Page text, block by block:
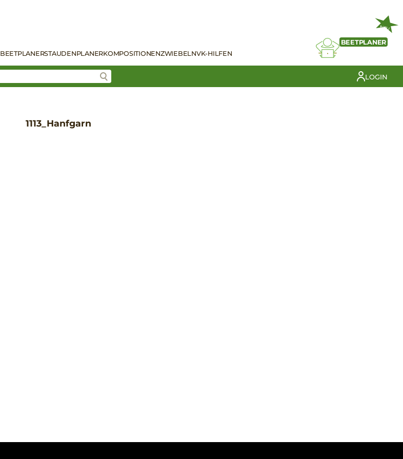
BEETPLANERSTAUDENPLANERKOMPOSITIONENZWIEBELNVK-HILFEN
NEU
BEETPLANER
LOGIN
1113_Hanfgarn